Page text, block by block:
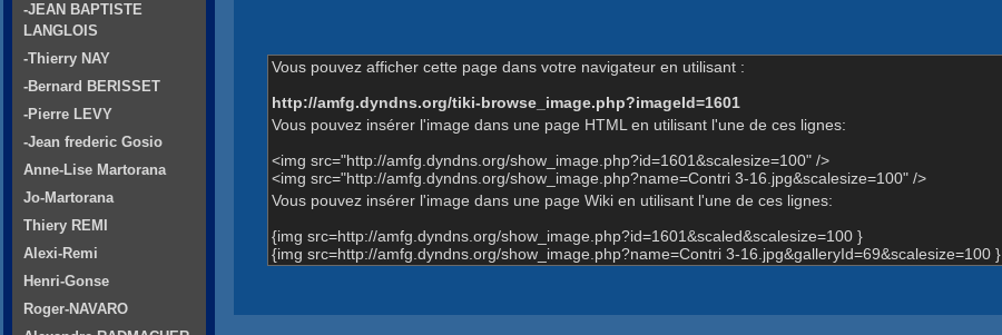
Vous pouvez afficher cette page dans votre navigateur en utilisant :
http://amfg.dyndns.org/tiki-browse_image.php?imageId=1601
Vous pouvez insérer l'image dans une page HTML en utilisant l'une de ces lignes:
<img src="http://amfg.dyndns.org/show_image.php?id=1601&scalesize=100" />
<img src="http://amfg.dyndns.org/show_image.php?name=Contri 3-16.jpg&scalesize=100" />
Vous pouvez insérer l'image dans une page Wiki en utilisant l'une de ces lignes:
{img src=http://amfg.dyndns.org/show_image.php?id=1601&scaled&scalesize=100 }
{img src=http://amfg.dyndns.org/show_image.php?name=Contri 3-16.jpg&galleryId=69&scalesize=100 }
-JEAN BAPTISTE
LANGLOIS
-Thierry NAY
-Bernard BERISSET
-Pierre LEVY
-Jean frederic Gosio
Anne-Lise Martorana
Jo-Martorana
Thiery REMI
Alexi-Remi
Henri-Gonse
Roger-NAVARO